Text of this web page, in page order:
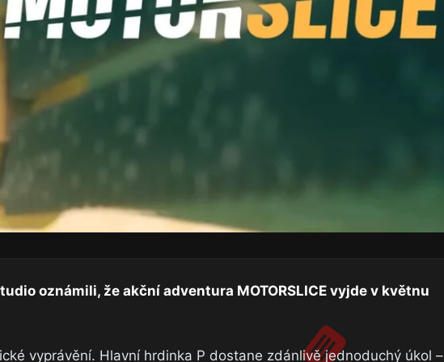
oznámili, že akční adventura MOTORSLICE vyjde v květnu
vyprávění. Hlavní hrdinka P dostane zdánlivě jednoduchý úkol –